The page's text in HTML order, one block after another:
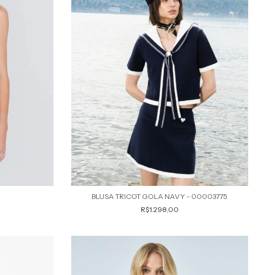
BLUSA TRICOT GOLA NAVY - 00003775
R$1.298,00